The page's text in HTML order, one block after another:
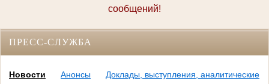
сообщений!
ПРЕСС-СЛУЖБА
Новости Анонсы
Доклады, выступления, аналитические